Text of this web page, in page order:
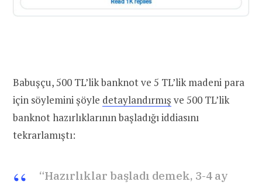
Babuşçu, 500 TL’lik banknot ve 5 TL’lik madeni para
için söylemini şöyle detaylandırmış ve 500 TL’lik
banknot hazırlıklarının başladığı iddiasını
tekrarlamıştı:
“Hazırlıklar başladı demek, 3-4 ay